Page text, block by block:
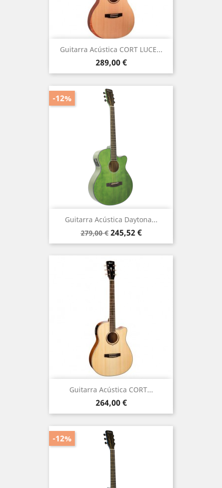
Guitarra Acústica CORT LUCE...
Precio
289,00 €
Guitarra Acústica Daytona...
Precio
base
279,00 € Precio
245,52 €
-12%
Guitarra Acústica CORT...
Precio
264,00 €
-12%